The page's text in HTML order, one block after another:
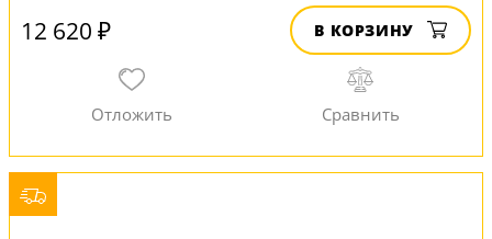
12 620 ₽ В КОРЗИНУ